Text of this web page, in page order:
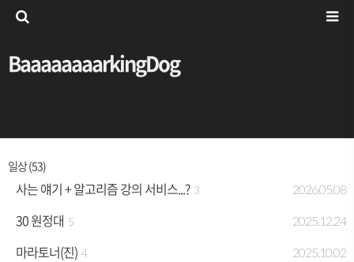
BaaaaaaaarkingDog
일상 (53)
사는 얘기 + 알고리즘 강의 서비스...? 3 2026.05.08
30 원정대 5 2025.12.24
마라토너(진) 4 2025.10.02